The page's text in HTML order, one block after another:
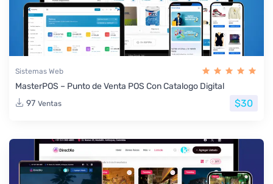
Sistemas Web
MasterPOS – Punto de Venta POS Con Catalogo Digital
97 Ventas $30